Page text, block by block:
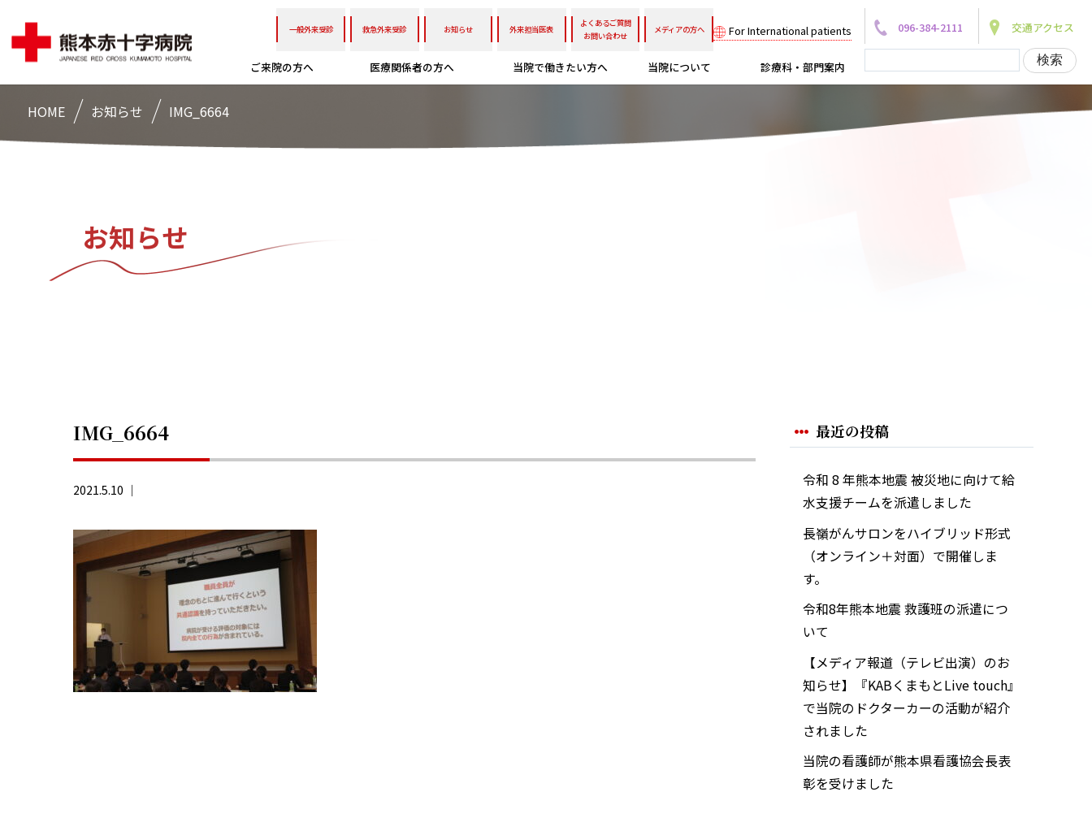
一般外来受診 救急外来受診 お知らせ 外来担当医表
よくあるご質問
お問い合わせ
メディアの方へ For International patients
ご来院の方へ 医療関係者の方へ 当院で働きたい方へ 当院について 診療科・部門案内
096-384-2111 交通アクセス
HOME お知らせ IMG_6664
お知らせ
IMG_6664
2021.5.10 ｜
最近の投稿
令和 8 年熊本地震 被災地に向けて給
水支援チームを派遣しました
長嶺がんサロンをハイブリッド形式
（オンライン＋対面）で開催しま
す。
令和8年熊本地震 救護班の派遣につ
いて
【メディア報道（テレビ出演）のお
知らせ】『KABくまもとLive touch』
で当院のドクターカーの活動が紹介
されました
当院の看護師が熊本県看護協会長表
彰を受けました